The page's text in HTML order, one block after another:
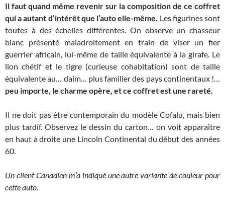
Il faut quand même revenir sur la composition de ce coffret
qui a autant d’intérêt que l’auto elle-même. Les figurines sont
toutes à des échelles différentes. On observe un chasseur
blanc présenté maladroitement en train de viser un fier
guerrier africain, lui-même de taille équivalente à la girafe. Le
lion chétif et le tigre (curieuse cohabitation) sont de taille
équivalente au… daim… plus familier des pays continentaux !…
peu importe, le charme opère, et ce coffret est une rareté.
Il ne doit pas être contemporain du modèle Cofalu, mais bien
plus tardif. Observez le dessin du carton… on voit apparaître
en haut à droite une Lincoln Continental du début des années
60.
Un client Canadien m’a indiqué une autre variante de couleur pour
cette auto.